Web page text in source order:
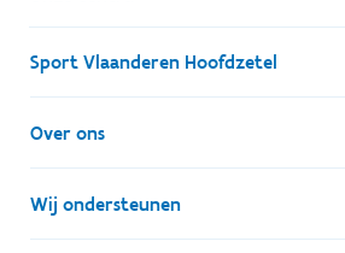
Sport Vlaanderen Hoofdzetel
Simon Bolivarlaan 17
1000 Brussel
Ondernemingsnummer: BE 0248.142.826
Over ons
Wie zijn we, wat doen we
Onze centra
Wij ondersteunen